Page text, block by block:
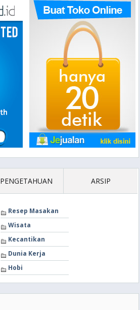
PENGETAHUAN ARSIP
Resep Masakan
Wisata
Kecantikan
Dunia Kerja
Hobi